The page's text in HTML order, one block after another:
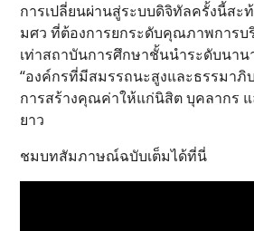
การเปลี่ยนผ่านสู่ระบบดิจิทัลครั้งนี้สะ
มศว ที่ต้องการยกระดับคุณภาพการบ
เท่าสถาบันการศึกษาชั้นนำระดับนาน
“องค์กรที่มีสมรรถนะสูงและธรรมาภิ
การสร้างคุณค่าให้แก่นิสิต บุคลากร
ยาว
ชมบทสัมภาษณ์ฉบับเต็มได้ที่นี่